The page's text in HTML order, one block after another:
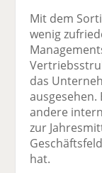
Mit dem
wenig
das
ausgesehen.
andere
zur
hat.